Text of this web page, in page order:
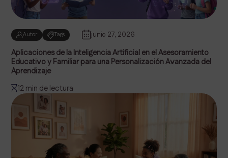
Autor Tags junio 27, 2026
Aplicaciones de la Inteligencia Artificial en el Asesoramiento
Educativo y Familiar para una Personalización Avanzada del
Aprendizaje
12 min de lectura